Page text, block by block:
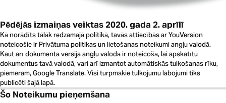
Pēdējās izmaiņas veiktas 2020. gada 2. aprīlī
Kā norādīts tālāk redzamajā politikā, tavās attiecībās ar YouVersion
noteicošie ir Privātuma politikas un lietošanas noteikumi angļu valodā.
Kaut arī dokumenta versija angļu valodā ir noteicošā, lai apskatītu
dokumentus tavā valodā, vari arī izmantot automātiskās tulkošanas rīku,
piemēram, Google Translate. Visi turpmākie tulkojumu labojumi tiks
publicēti šajā lapā.
Šo Noteikumu pieņemšana